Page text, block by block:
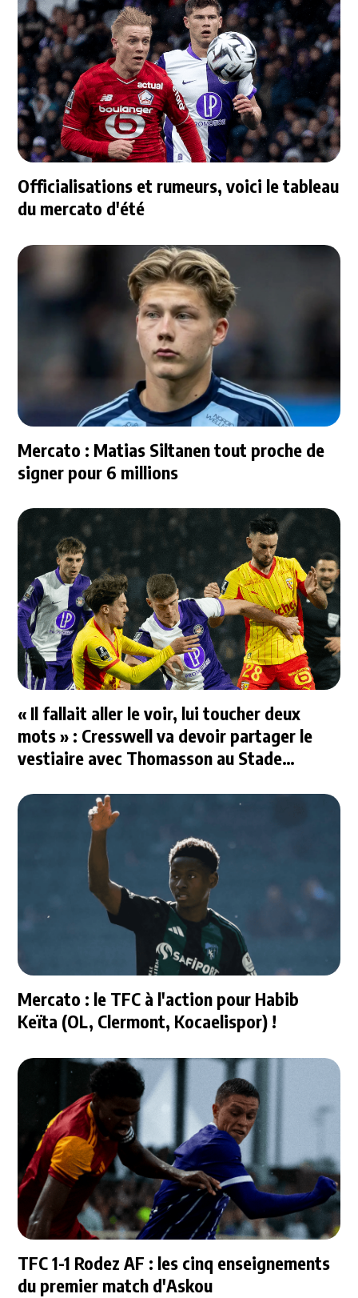
Officialisations et rumeurs, voici le tableau
du mercato d'été
Mercato : Matias Siltanen tout proche de
signer pour 6 millions
« Il fallait aller le voir, lui toucher deux
mots » : Cresswell va devoir partager le
vestiaire avec Thomasson au Stade
Mercato : le TFC à l'action pour Habib
Keïta (OL, Clermont, Kocaelispor) !
TFC 1-1 Rodez AF : les cinq enseignements
du premier match d'Askou